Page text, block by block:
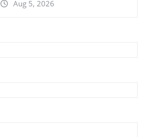
Aug 5, 2026